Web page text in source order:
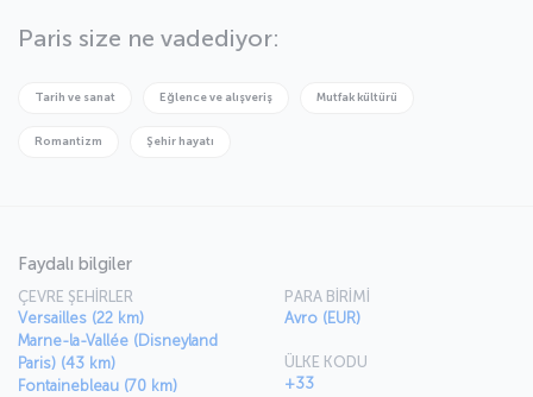
sanatıyla, mimarisiyle ve elbette tadına doyulmayan Fransız
yemekleriyle büyülesin.
Paris size ne vadediyor:
Tarih ve sanat Eğlence ve alışveriş Mutfak kültürü
Romantizm Şehir hayatı
Faydalı bilgiler
ÇEVRE ŞEHİRLER
Versailles (22 km)
Marne-la-Vallée (Disneyland
Paris) (43 km)
Fontainebleau (70 km)
PARA BİRİMİ
Avro (EUR)
ÜLKE KODU
+33